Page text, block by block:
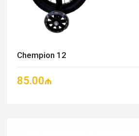
Chempion 12
85.00₼